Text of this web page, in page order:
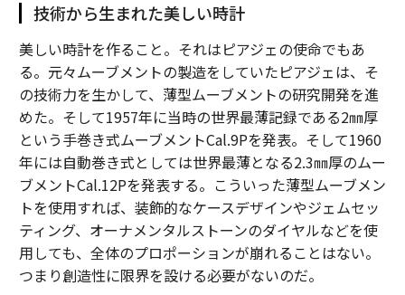
技術から生まれた美しい時計
美しい時計を作ること。それはピアジェの使命でもあ
る。元々ムーブメントの製造をしていたピアジェは、そ
の技術力を生かして、薄型ムーブメントの研究開発を進
めた。そして1957年に当時の世界最薄記録である2㎜厚
という手巻き式ムーブメントCal.9Pを発表。そして1960
年には自動巻き式としては世界最薄となる2.3㎜厚のムー
ブメントCal.12Pを発表する。こういった薄型ムーブメン
トを使用すれば、装飾的なケースデザインやジェムセッ
ティング、オーナメンタルストーンのダイヤルなどを使
用しても、全体のプロポーションが崩れることはない。
つまり創造性に限界を設ける必要がないのだ。